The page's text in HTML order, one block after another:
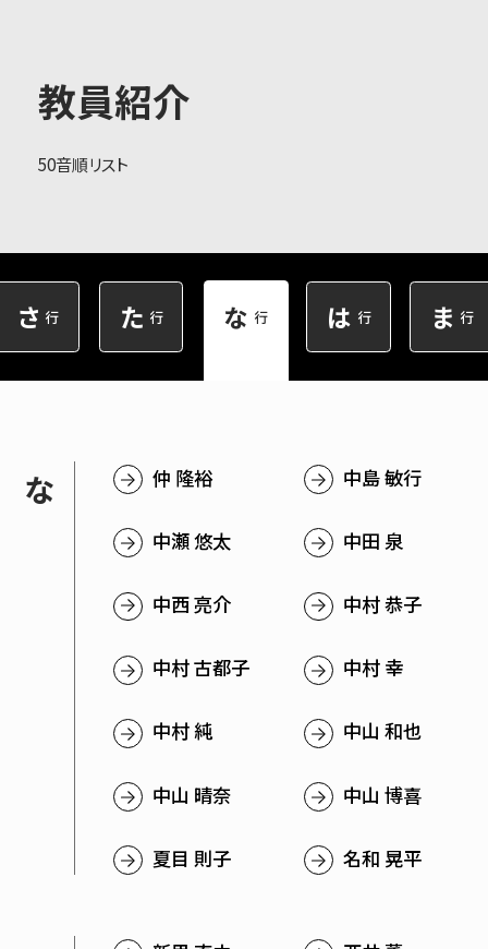
高校生・受験生の方 在学生の方
卒業生の方 企業の方
学部学科
大学院
教育・社会連携
学生生活・就職
教員紹介
50音順リスト
さ 行 た 行 な 行 は 行 ま 行
な 仲 隆裕 中島 敏行
中瀬 悠太 中田 泉
中西 亮介 中村 恭子
中村 古都子 中村 幸
中村 純 中山 和也
中山 晴奈 中山 博喜
夏目 則子 名和 晃平